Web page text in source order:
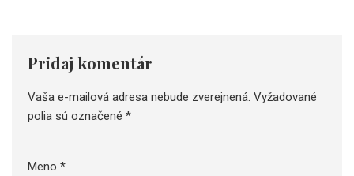
Pridaj komentár
Vaša e-mailová adresa nebude zverejnená. Vyžadované
polia sú označené *
Meno *